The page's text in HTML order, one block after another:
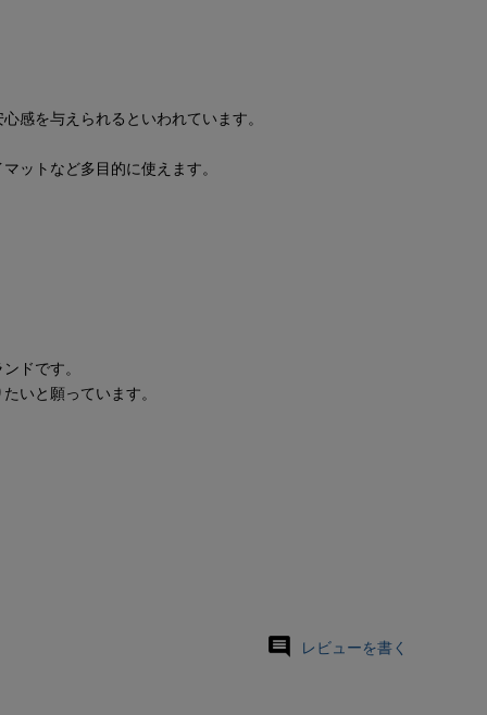
感を与えられるといわれています。
ットなど多目的に使えます。
ドです。
いと願っています。
レビューを書く